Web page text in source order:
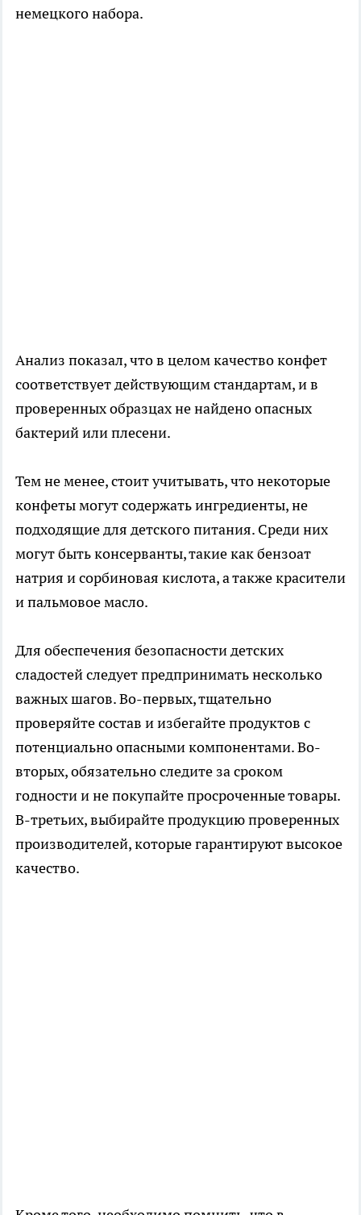
немецкого набора.
Анализ показал, что в целом качество конфет
соответствует действующим стандартам, и в
проверенных образцах не найдено опасных
бактерий или плесени.
Тем не менее, стоит учитывать, что некоторые
конфеты могут содержать ингредиенты, не
подходящие для детского питания. Среди них
могут быть консерванты, такие как бензоат
натрия и сорбиновая кислота, а также красители
и пальмовое масло.
Для обеспечения безопасности детских
сладостей следует предпринимать несколько
важных шагов. Во-первых, тщательно
проверяйте состав и избегайте продуктов с
потенциально опасными компонентами. Во-
вторых, обязательно следите за сроком
годности и не покупайте просроченные товары.
В-третьих, выбирайте продукцию проверенных
производителей, которые гарантируют высокое
качество.